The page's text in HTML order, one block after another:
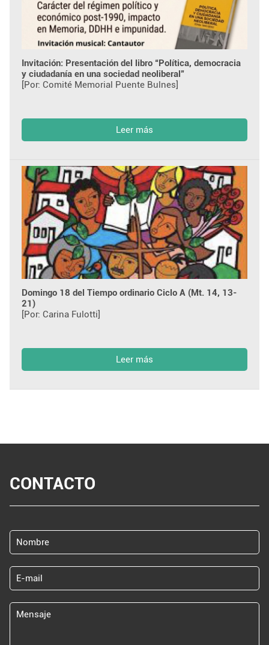
Invitación: Presentación del libro “Política, democracia
y ciudadanía en una sociedad neoliberal”
[Por: Comité Memorial Puente Bulnes]
Leer más
Domingo 18 del Tiempo ordinario Ciclo A (Mt. 14, 13-
21)
[Por: Carina Fulotti]
Leer más
CONTACTO